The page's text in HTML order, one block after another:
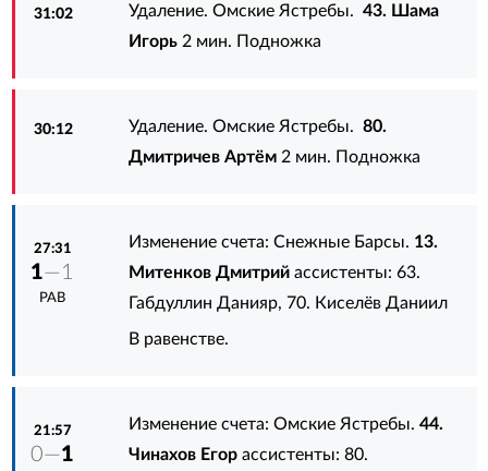
31:02 Удаление. Омские Ястребы.43. Шама
Игорь 2 мин. Подножка
30:12 Удаление. Омские Ястребы.80.
Дмитричев Артём 2 мин. Подножка
27:31
1—1
РАВ
Изменение счета: Снежные Барсы. 13.
Митенков Дмитрий ассистенты:63.
Габдуллин Данияр, 70. Киселёв Даниил
В равенстве.
21:57
0—1
Изменение счета: Омские Ястребы.44.
Чинахов Егор ассистенты:80.